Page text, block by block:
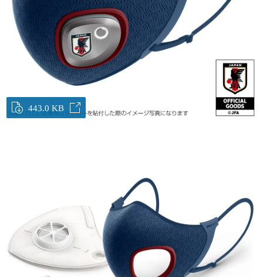
443.0 KB